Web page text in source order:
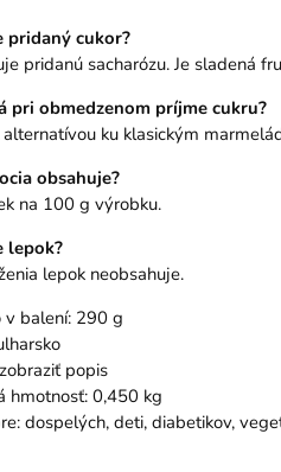
pridaný cukor?
pridanú sacharózu. Je sladená
pri obmedzenom príjme cukru?
ku klasickým
obsahuje?
na 100 g výrobku.
lepok?
lepok neobsahuje.
v balení: 290 g
popis
hmotnosť: 0,450 kg
dospelých, deti, diabetikov,